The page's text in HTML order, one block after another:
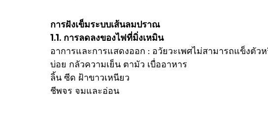
การฝังเข็มระบบเส้นลมปราณ
1.1. การลดลงของไฟที่มิ่งเหมิน
อาการและการแสดงออก : อวัยวะเพศไม่สามารถแข็งตัว
บ่อย กลัวความเย็น ตามัว เบื่ออาหาร
ลิ้น ซีด ฝ้าขาวเหนียว
ชีพจร จมและอ่อน